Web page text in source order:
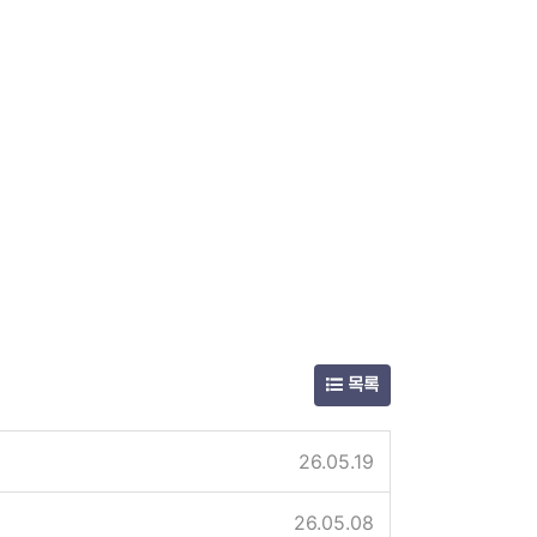
목록
26.05.19
26.05.08